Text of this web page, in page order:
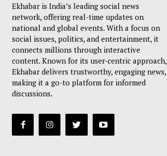
Ekhabar is India’s leading social news
network, offering real-time updates on
national and global events. With a focus on
social issues, politics, and entertainment, it
connects millions through interactive
content. Known for its user-centric approach,
Ekhabar delivers trustworthy, engaging news,
making it a go-to platform for informed
discussions.